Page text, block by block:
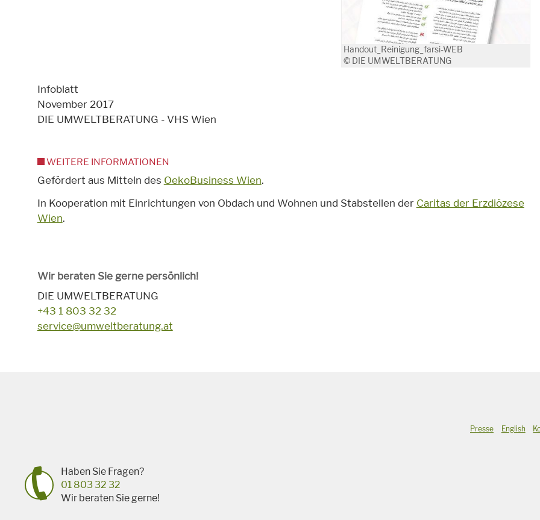
Handout_Reinigung_farsi-WEB
© DIE UMWELTBERATUNG
Infoblatt
November 2017
DIE UMWELTBERATUNG - VHS Wien
WEITERE INFORMATIONEN
Gefördert aus Mitteln des OekoBusiness Wien.
In Kooperation mit Einrichtungen von Obdach und Wohnen und Stabstellen der Caritas der Erzdiözese
Wien.
Wir beraten Sie gerne persönlich!
DIE UMWELTBERATUNG
+43 1 803 32 32
service@umweltberatung.at
Presse English
Haben Sie Fragen?
01 803 32 32
Wir beraten Sie gerne!